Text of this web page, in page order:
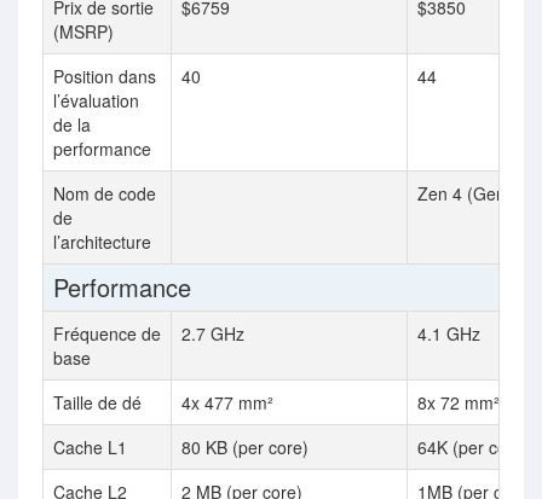
Prix de sortie
(MSRP)
$6759 $3850
Position dans
l’évaluation
de la
performance
40 44
Nom de code
de
l’architecture
Zen 4 (Genoa)
Performance
Fréquence de
base
2.7 GHz 4.1 GHz
Taille de dé 4x 477 mm²
8x 72 mm²
Cache L1
80 KB (per core)
64K (per core)
Cache L2
2 MB (per core)
1MB (per core)